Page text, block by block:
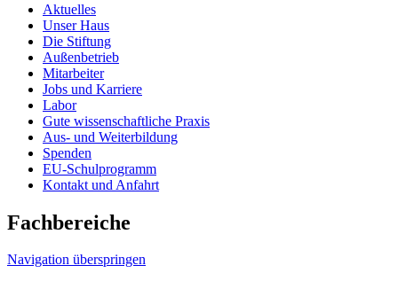
Aktuelles
Unser Haus
Die Stiftung
Außenbetrieb
Mitarbeiter
Jobs und Karriere
Labor
Gute wissenschaftliche Praxis
Aus- und Weiterbildung
Spenden
EU-Schulprogramm
Kontakt und Anfahrt
Fachbereiche
Navigation überspringen